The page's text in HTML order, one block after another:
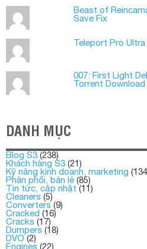
Beast of
Save Fix
Teleport Pro
007: First Light
Torrent Download
DANH MỤC
Blog S3 (238)
Khách hàng S3 (21)
Kỹ năng kinh doanh, marketing
Phân phối, bán lẻ (85)
Tin tức, cập nhật(11)
Cleaners (5)
Converters (9)
Cracked (16)
Cracks (17)
Dumpers (18)
DVO(2)
Engines (22)